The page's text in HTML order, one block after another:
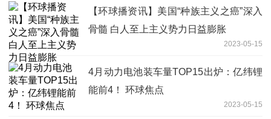
【环球播资讯】美国“种族主义之癌”深入
骨髓 白人至上主义势力日益膨胀
2023-05-15
4月动力电池装车量TOP15出炉：亿纬锂
能前4！ 环球焦点
2023-05-15